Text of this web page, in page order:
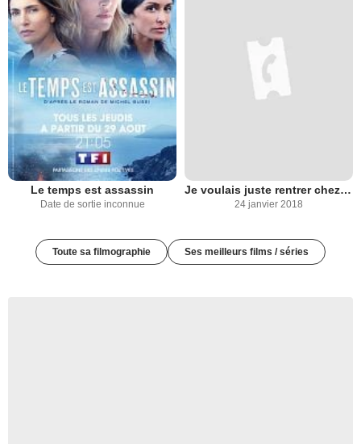
Le temps est assassin
Date de sortie inconnue
Je voulais juste rentrer chez moi
24 janvier 2018
Toute sa filmographie Ses meilleurs films / séries